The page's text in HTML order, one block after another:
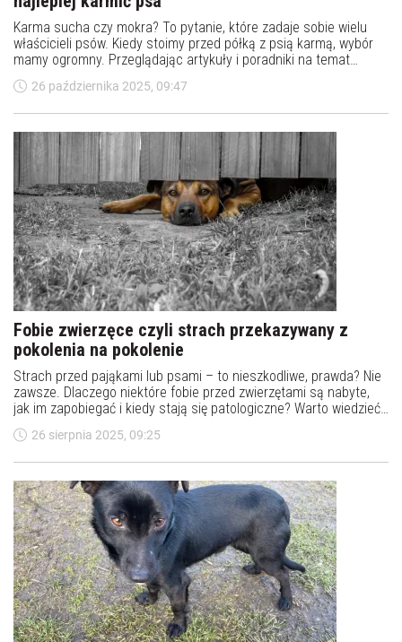
Karma sucha czy mokra? To pytanie, które zadaje sobie wielu
właścicieli psów. Kiedy stoimy przed półką z psią karmą, wybór
mamy ogromny. Przeglądając artykuły i poradniki na temat
żywienia czworonogów, także spotykamy się z mnóstwem
różnych opinii na ten temat. Jedni mówią, że karma mokra jest
26 października 2025, 09:47
Fobie zwierzęce czyli strach przekazywany z
pokolenia na pokolenie
Strach przed pająkami lub psami – to nieszkodliwe, prawda? Nie
zawsze. Dlaczego niektóre fobie przed zwierzętami są nabyte,
jak im zapobiegać i kiedy stają się patologiczne? Warto wiedzieć,
by lepiej rozumieć zachowania - własne czy dzieci.
26 sierpnia 2025, 09:25